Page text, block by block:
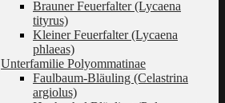
Brauner Feuerfalter (Lycaena
tityrus)
Kleiner Feuerfalter (Lycaena
phlaeas)
Unterfamilie Polyommatinae
Faulbaum-Bläuling (Celastrina
argiolus)